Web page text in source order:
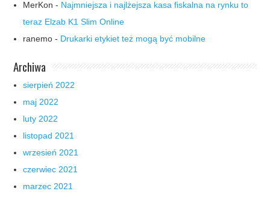
MerKon - Najmniejsza i najlżejsza kasa fiskalna na rynku to
teraz Elzab K1 Slim Online
ranemo - Drukarki etykiet też mogą być mobilne
Archiwa
sierpień 2022
maj 2022
luty 2022
listopad 2021
wrzesień 2021
czerwiec 2021
marzec 2021